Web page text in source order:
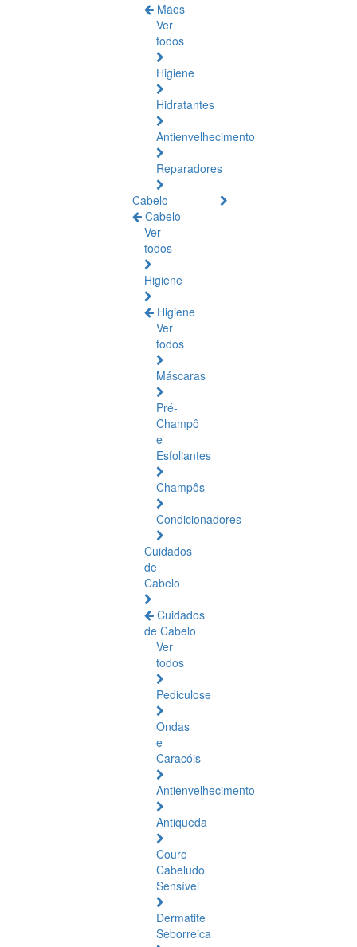
Mãos
Ver
todos
Higiene
Hidratantes
Antienvelhecimento
Reparadores
Cabelo
Cabelo
Ver
todos
Higiene
Higiene
Ver
todos
Máscaras
Pré-
Champô
e
Esfoliantes
Champôs
Condicionadores
Cuidados
de
Cabelo
Cuidados
de Cabelo
Ver
todos
Pediculose
Ondas
e
Caracóis
Antienvelhecimento
Antiqueda
Couro
Cabeludo
Sensível
Dermatite
Seborreica